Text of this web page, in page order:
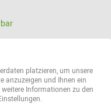
platzieren, um unsere
anzuzeigen und Ihnen ein
Informationen zu den